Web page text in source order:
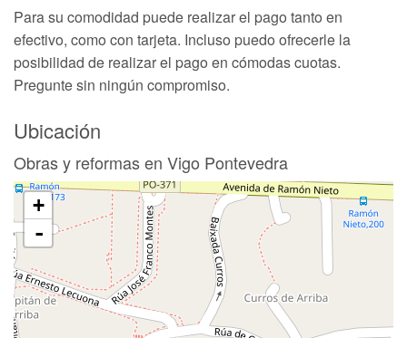
Para su comodidad puede realizar el pago tanto en
efectivo, como con tarjeta. Incluso puedo ofrecerle la
posibilidad de realizar el pago en cómodas cuotas.
Pregunte sin ningún compromiso.
Ubicación
Obras y reformas en Vigo Pontevedra
+
-